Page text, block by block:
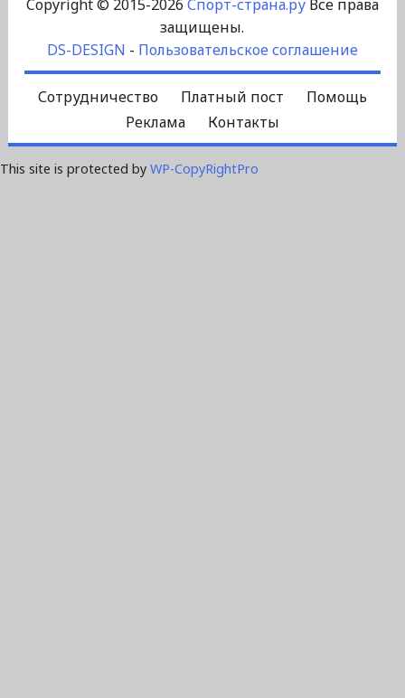
Copyright © 2015-2026 Спорт-страна.руВсе права
защищены.
DS-DESIGN - Пользовательское соглашение
Сотрудничество Платный пост
Помощь
Реклама
Контакты
This site is protected by WP-CopyRightPro